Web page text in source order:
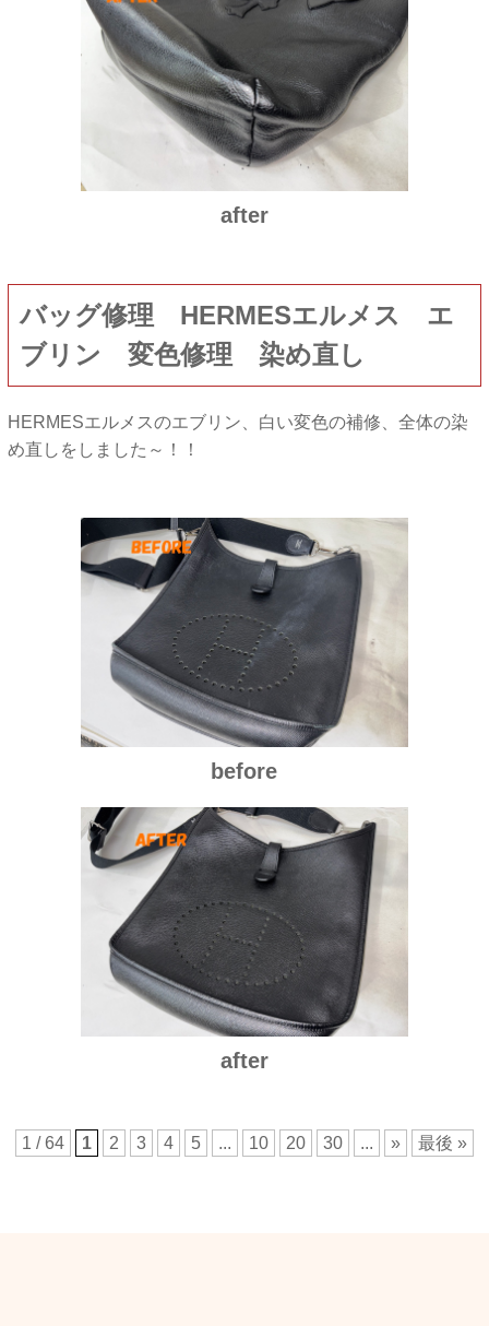
after
バッグ修理 HERMESエルメス エ
ブリン 変色修理 染め直し
HERMESエルメスのエブリン、白い変色の補修、全体の染
め直しをしました～！！
before
after
1 / 64 1 2 3 4 5 ... 10 20 30 ... » 最後 »